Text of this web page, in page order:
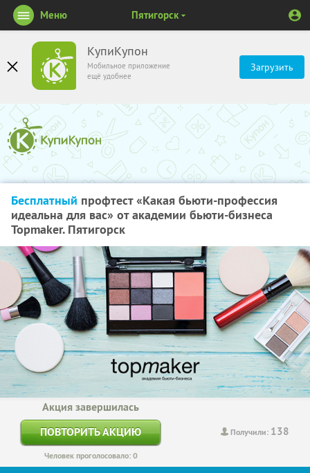
КупиКупон
Мобильное приложение
ещё удобнее
Загрузить
Меню Пятигорск
Бесплатный профтест «Какая бьюти-профессия
идеальна для вас» от академии бьюти-бизнеса
Topmaker. Пятигорск
Получили: 138
Акция завершилась
ПОВТОРИТЬ АКЦИЮ
Человек проголосовало: 0